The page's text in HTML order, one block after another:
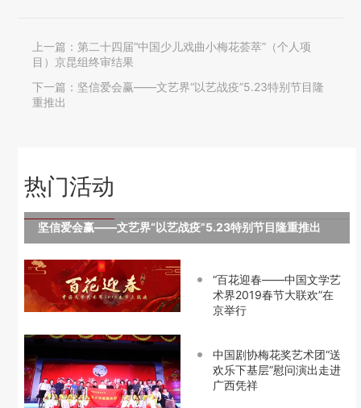
上一篇：第二十四届“中国少儿戏曲小梅花荟萃”（个人项
目）京昆组终审结果
下一篇： 坚信爱会赢——文艺界“以艺战疫”5.23特别节目隆
重推出
热门活动
坚信爱会赢——文艺界“以艺战疫”5.23特别节目隆重推出
“百花迎春——中国文学艺
术界2019春节大联欢”在
京举行
中国剧协梅花奖艺术团“送
欢乐下基层”慰问演出走进
广西凭祥